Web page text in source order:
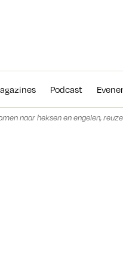
Podcast
naar heksen en engelen,